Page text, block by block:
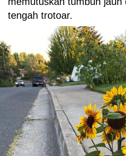
tengah trotoar.